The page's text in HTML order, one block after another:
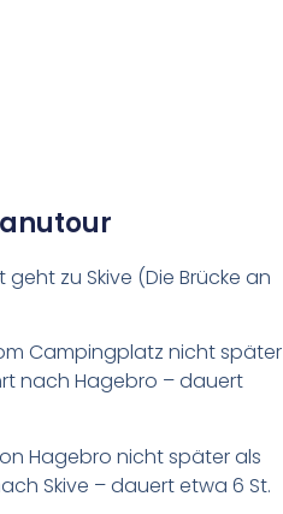
zu Skive (Die Brücke an
Campingplatz nicht später
nach Hagebro – dauert
Hagebro nicht später als
Skive – dauert etwa 6 St.